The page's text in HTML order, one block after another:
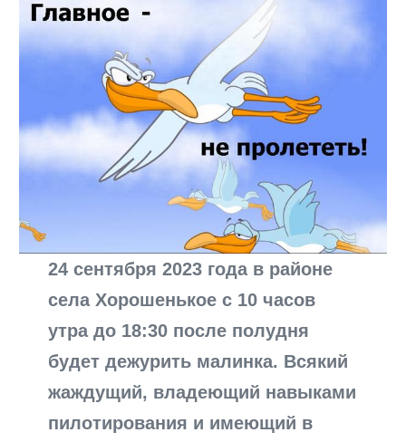
24 сентября 2023 года в районе
села Хорошенькое с 10 часов
утра до 18:30 после полудня
будет дежурить малинка. Всякий
жаждущий, владеющий навыками
пилотирования и имеющий в